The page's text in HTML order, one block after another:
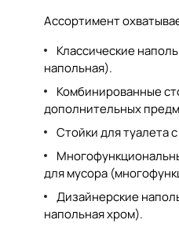
Ассортимент
Классические
напольная).
Комбинированные
дополнительных
Стойки для туалета
для мусора (
Дизайнерские
напольная хром).